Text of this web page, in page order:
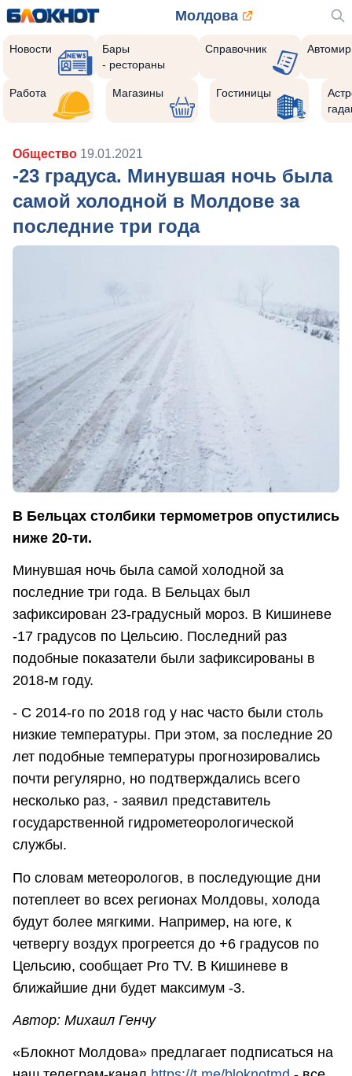
Молдова
Новости
Бары
- рестораны
Справочник Автомир
Работа Магазины Гостиницы
Общество 19.01.2021
-23 градуса. Минувшая ночь была
самой холодной в Молдове за
последние три года
В Бельцах столбики термометров опустились
ниже 20-ти.
Минувшая ночь была самой холодной за
последние три года. В Бельцах был
зафиксирован 23-градусный мороз. В Кишиневе
-17 градусов по Цельсию. Последний раз
подобные показатели были зафиксированы в
2018-м году.
- С 2014-го по 2018 год у нас часто были столь
низкие температуры. При этом, за последние 20
лет подобные температуры прогнозировались
почти регулярно, но подтверждались всего
несколько раз, - заявил представитель
государственной гидрометеорологической
службы.
По словам метеорологов, в последующие дни
потеплеет во всех регионах Молдовы, холода
будут более мягкими. Например, на юге, к
четвергу воздух прогреется до +6 градусов по
Цельсию, сообщает Pro TV. В Кишиневе в
ближайшие дни будет максимум -3.
Автор: Михаил Генчу
«Блокнот Молдова» предлагает подписаться на